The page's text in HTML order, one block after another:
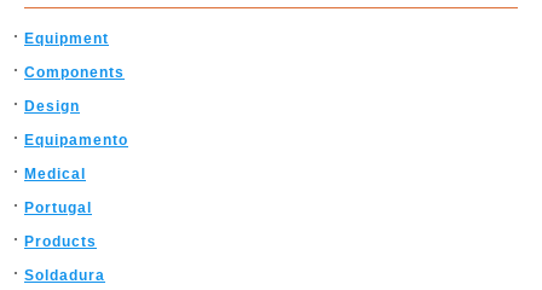
Equipment
Components
Design
Equipamento
Medical
Portugal
Products
Soldadura